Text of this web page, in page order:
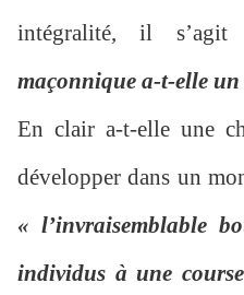
intégralité, il
maçonnique a-t-elle
En clair a-t-elle une
développer dans un
« l’invraisemblable
individus à une